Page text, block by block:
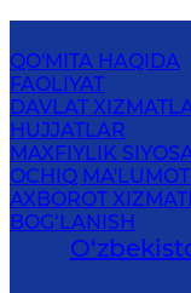
QO'MITA HAQIDA
FAOLIYAT
DAVLAT
HUJJATLAR
MAXFIYLIK
OCHIQ
AXBOROT XIZMATI
BOG‘LANISH